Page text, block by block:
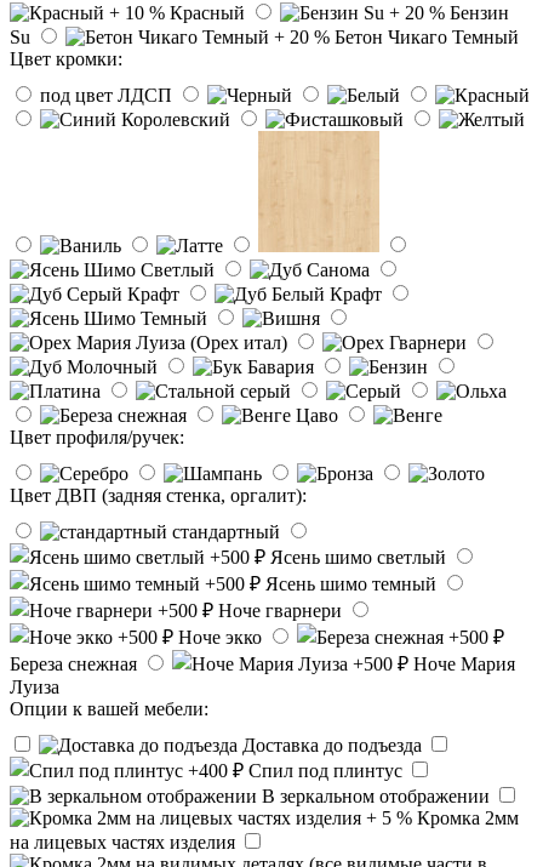
Красный
Бензин
Su
Бетон Чикаго Темный
Цвет кромки:
под цвет ЛДСП
Цвет профиля/ручек:
Цвет ДВП (задняя стенка, оргалит):
стандартный
Ясень шимо светлый
Ясень шимо темный
Ноче гварнери
Ноче экко
Береза снежная
Ноче Мария
Луиза
Опции к вашей мебели:
Доставка до подъезда
Спил под плинтус
В зеркальном отображении
Кромка 2мм
на лицевых частях изделия